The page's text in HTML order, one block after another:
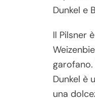
Dunkel e
Il Pilsner
Dunkel è
una